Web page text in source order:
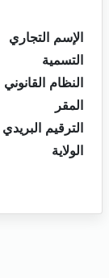
الإسم التجاري
التسمية
النظام القانوني
المقر
الترقيم البريدي
الولاية